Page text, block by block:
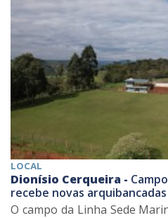
LOCAL
Dionísio Cerqueira -
recebe novas
O campo da Linha Sede